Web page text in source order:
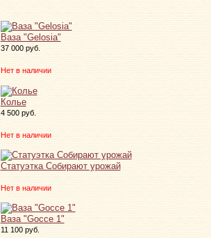
Ваза "Gelosia"
37 000 руб.
Нет в наличии
Колье
4 500 руб.
Нет в наличии
Статуэтка Собирают урожай
Нет в наличии
Ваза "Gocce 1"
11 100 руб.